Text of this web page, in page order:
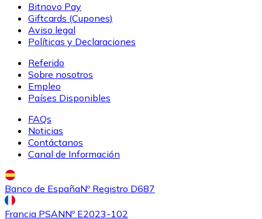
Bitnovo Pay
Giftcards (Cupones)
Aviso legal
Políticas y Declaraciones
Referido
Sobre nosotros
Empleo
Países Disponibles
FAQs
Noticias
Contáctanos
Canal de Información
Banco de EspañaNº Registro D687
Francia PSANNº E2023-102